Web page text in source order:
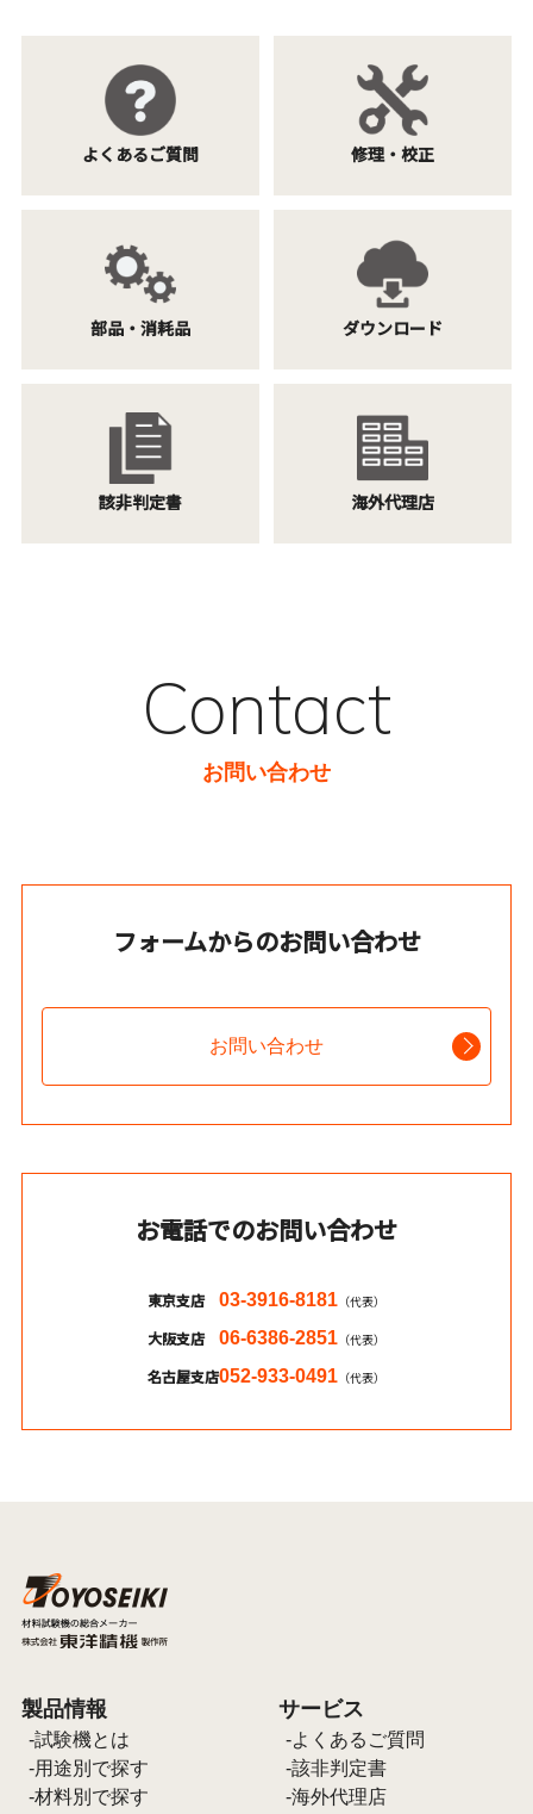
よくあるご質問 修理・校正
部品・消耗品 ダウンロード
該非判定書 海外代理店
Contact
お問い合わせ
フォームからのお問い合わせ
お問い合わせ
お電話でのお問い合わせ
東京支店 03-3916-8181 （代表）
大阪支店 06-6386-2851 （代表）
名古屋支店052-933-0491 （代表）
製品情報
試験機とは
用途別で探す
材料別で探す
サービス
よくあるご質問
該非判定書
海外代理店